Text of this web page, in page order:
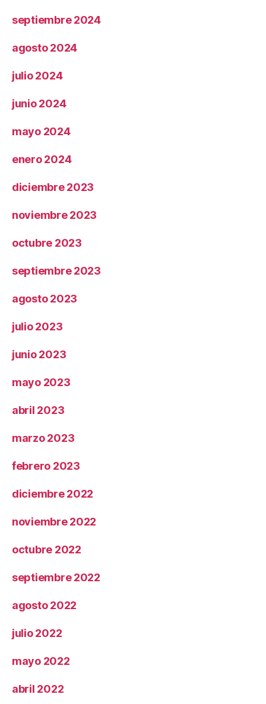
septiembre 2024
agosto 2024
julio 2024
junio 2024
mayo 2024
enero 2024
diciembre 2023
noviembre 2023
octubre 2023
septiembre 2023
agosto 2023
julio 2023
junio 2023
mayo 2023
abril 2023
marzo 2023
febrero 2023
diciembre 2022
noviembre 2022
octubre 2022
septiembre 2022
agosto 2022
julio 2022
mayo 2022
abril 2022